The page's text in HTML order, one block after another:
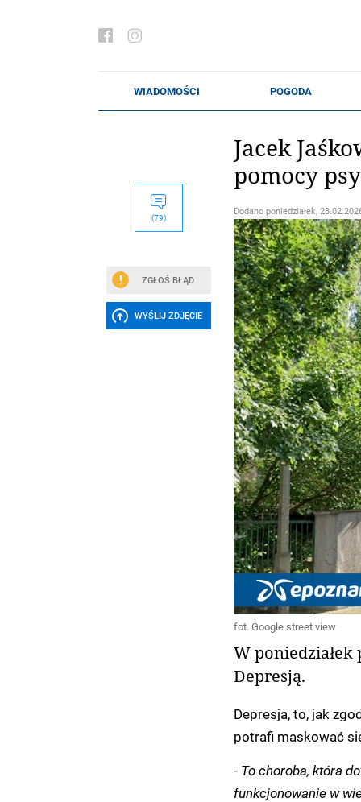
(79)
ZGŁOŚ BŁĄD
WYŚLIJ ZDJĘCIE
Jacek
pomocy
Dodano poniedziałek,
fot. Google street view
W
Depresją.
Depresja, to, jak
potrafi maskować
- To choroba, która
funkcjonowanie w